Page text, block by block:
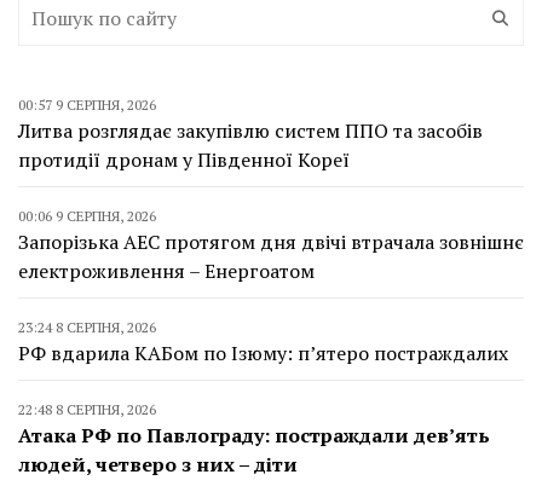
00:57 9 СЕРПНЯ, 2026
Литва розглядає закупівлю систем ППО та засобів
протидії дронам у Південної Кореї
00:06 9 СЕРПНЯ, 2026
Запорізька АЕС протягом дня двічі втрачала зовнішнє
електроживлення – Енергоатом
23:24 8 СЕРПНЯ, 2026
РФ вдарила КАБом по Ізюму: п’ятеро постраждалих
22:48 8 СЕРПНЯ, 2026
Атака РФ по Павлограду: постраждали дев’ять
людей, четверо з них – діти